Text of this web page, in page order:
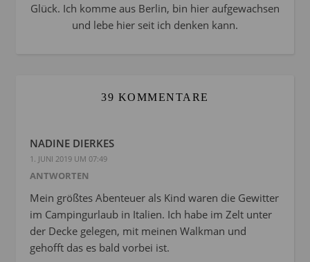
Glück. Ich komme aus Berlin, bin hier aufgewachsen
und lebe hier seit ich denken kann.
39 KOMMENTARE
NADINE DIERKES
1. JUNI 2019 UM 07:49
ANTWORTEN
Mein größtes Abenteuer als Kind waren die Gewitter
im Campingurlaub in Italien. Ich habe im Zelt unter
der Decke gelegen, mit meinen Walkman und
gehofft das es bald vorbei ist.